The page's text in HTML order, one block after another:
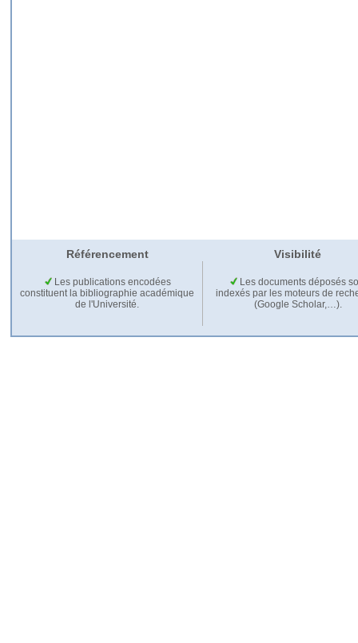
Référencement Visibilité
Les publications encodées
constituent la bibliographie académique
de l'Université.
Les documents déposés
indexés par les moteurs de
(Google Scholar,…).